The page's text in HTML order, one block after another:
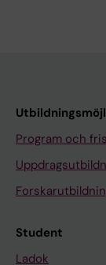
Program och
Student
Ladok